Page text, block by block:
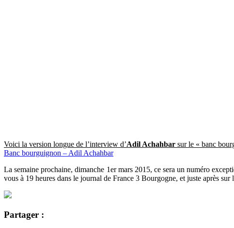
Voici la version longue de l’interview d’Adil Achahbar sur le « banc
Banc bourguignon – Adil Achahbar
La semaine prochaine, dimanche 1er mars 2015, ce sera un numéro
vous à 19 heures dans le journal de France 3 Bourgogne, et juste après
Partager :